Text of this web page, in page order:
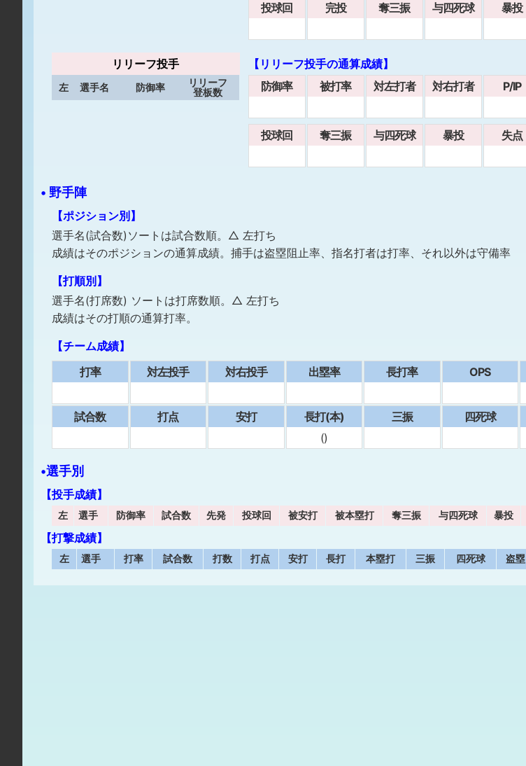
投球回 完投 奪三振 与四死球 暴投
リリーフ投手
左 選手名 防御率
リリーフ
登板数
【リリーフ投手の通算成績】
防御率
被打率 対左打者 対右打者 P/IP
投球回 奪三振 与四死球 暴投 失点
• 野手陣
【ポジション別】
選手名(試合数)ソートは試合数順。△ 左打ち
成績はそのポジションの通算成績。捕手は盗塁阻止率、指名打者は打率、それ以外は守備率
【打順別】
選手名(打席数) ソートは打席数順。△ 左打ち
成績はその打順の通算打率。
【チーム成績】
打率
対左投手 対右投手 出塁率 ⻑打率 OPS
試合数 打点 安打
⻑打(本)
()
三振 四死球
•選手別
【投手成績】
左 選手 防御率 試合数 先発 投球回 被安打 被本塁打 奪三振 与四死球 暴投
【打撃成績】
左 選手 打率 試合数 打数 打点 安打 長打 本塁打 三振 四死球 盗塁